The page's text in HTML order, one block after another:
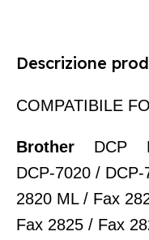
Descrizione
COMPATIBILE
Brother DCP
DCP-7020 /
2820 ML / Fax
Fax 2825 / Fax